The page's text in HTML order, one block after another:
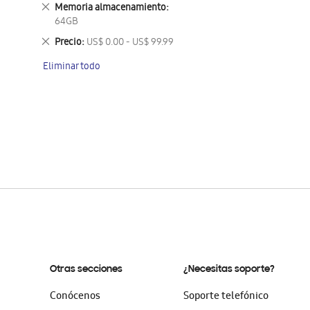
artículo
Memoria almacenamiento
64GB
Eliminar
este
artículo
Precio US$ 0.00 - US$ 99.99
Eliminar
artículo
Eliminar todo
Otras secciones
Conócenos
¿Necesitas soporte?
Soporte telefónico